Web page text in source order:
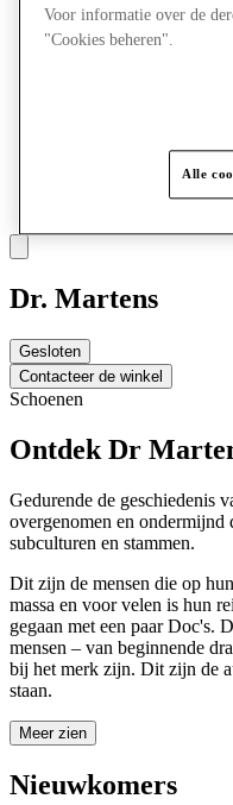
Dr. Martens
Gesloten
Contacteer de winkel
Schoenen
Ontdek Dr
Gedurende de geschiedenis
overgenomen en ondermijnd
subculturen en stammen.
Dit zijn de mensen die op
massa en voor velen is hun
gegaan met een paar Doc's.
mensen – van beginnende
bij het merk zijn. Dit zijn de
staan.
Meer zien
Nieuwkomers
Voor informatie over de
"Cookies beheren".
Alle